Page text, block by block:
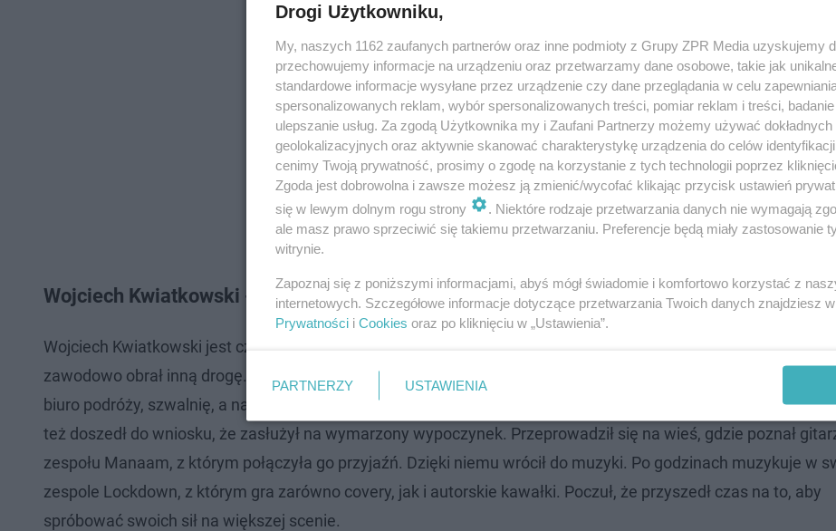
Wojciech Kwiatkowski - kim jest?
Wojciech Kwiatkowski jest człowiekiem wielu talentów. W jego duszy od zawsze grała muzyka, ale ostatecznie
zawodowo obrał inną drogę. Dokładniej ekonomię. Prowadził w przeszłości własny sklep, klinikę
biuro podróży, szwalnię, a nawet kandydował do Sejmu! Pod względem zawodowym żył bardzo intensywnie,
też doszedł do wniosku, że zasłużył na wymarzony wypoczynek. Przeprowadził się na wieś, gdzie poznał
zespołu Manaam, z którym połączyła go przyjaźń. Dzięki niemu wrócił do muzyki. Po godzinach muzykuje w
zespole Lockdown, z którym gra zarówno covery, jak i autorskie kawałki. Poczuł, że przyszedł czas na to, aby
spróbować swoich sił na większej scenie.
Drogi Użytkowniku,
My, naszych 1162 zaufanych partnerów oraz inne podmioty z Grupy ZPR Media uzyskujemy
przechowujemy informacje na urządzeniu oraz przetwarzamy dane osobowe, takie jak
standardowe informacje wysyłane przez urządzenie czy dane przeglądania w celu
spersonalizowanych reklam, wybór spersonalizowanych treści, pomiar reklam i treści,
ulepszanie usług. Za zgodą Użytkownika my i Zaufani Partnerzy możemy używać
geolokalizacyjnych oraz aktywnie skanować charakterystykę urządzenia do celów
cenimy Twoją prywatność, prosimy o zgodę na korzystanie z tych technologii poprzez
Zgoda jest dobrowolna i zawsze możesz ją zmienić/wycofać klikając przycisk ustawień
się w lewym dolnym rogu strony
. Niektóre rodzaje przetwarzania danych nie wymagają
ale masz prawo sprzeciwić się takiemu przetwarzaniu. Preferencje będą miały zastosowanie
witrynie.
Zapoznaj się z poniższymi informacjami, abyś mógł świadomie i komfortowo korzystać z
internetowych. Szczegółowe informacje dotyczące przetwarzania Twoich danych znajdziesz w
Prywatności i Cookies oraz po kliknięciu w „Ustawienia”.
PARTNERZY USTAWIENIA